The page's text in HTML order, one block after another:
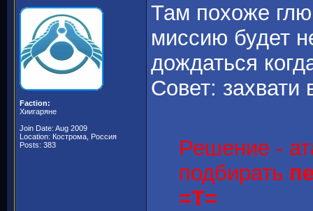
Faction:
Хиигаряне
Join Date: Aug 2009
Location: Кострома, Россия
Posts: 383
Там похоже
миссию будет
дождаться
Совет: захвати
Решение -
подбирать
=T=